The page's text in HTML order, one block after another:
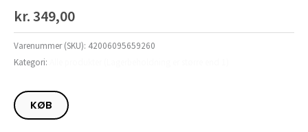
kr. 349,00
Varenummer (SKU): 42006095659260
Kategori:
KØB